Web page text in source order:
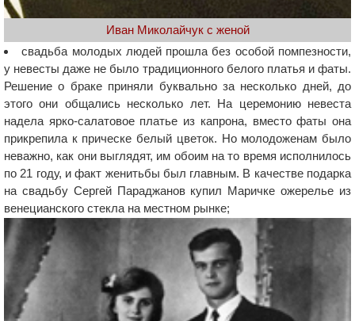
Иван Миколайчук с женой
свадьба молодых людей прошла без особой помпезности,
у невесты даже не было традиционного белого платья и фаты.
Решение о браке приняли буквально за несколько дней, до
этого они общались несколько лет. На церемонию невеста
надела ярко-салатовое платье из капрона, вместо фаты она
прикрепила к прическе белый цветок. Но молодоженам было
неважно, как они выглядят, им обоим на то время исполнилось
по 21 году, и факт женитьбы был главным. В качестве подарка
на свадьбу Сергей Параджанов купил Маричке ожерелье из
венецианского стекла на местном рынке;